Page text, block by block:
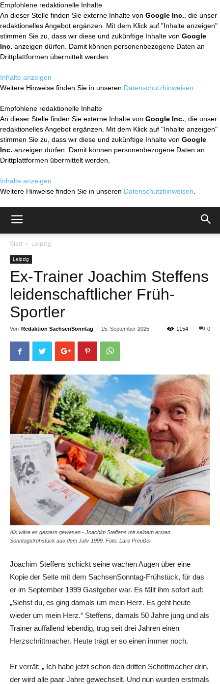
Empfohlene redaktionelle Inhalte
An dieser Stelle finden Sie externe Inhalte von Google Inc. , die unser
redaktionelles Angebot ergänzen. Mit dem Klick auf "Inhalte anzeigen"
stimmen Sie zu, dass wir diese und zukünftige Inhalte von Google
Inc. anzeigen dürfen. Damit können personenbezogene Daten an
Drittplattformen übermittelt werden.
Inhalte anzeigen
Weitere Hinweise finden Sie in unseren Datenschutzhinweisen
Empfohlene redaktionelle Inhalte
An dieser Stelle finden Sie externe Inhalte von Google Inc. , die unser
redaktionelles Angebot ergänzen. Mit dem Klick auf "Inhalte anzeigen"
stimmen Sie zu, dass wir diese und zukünftige Inhalte von Google
Inc. anzeigen dürfen. Damit können personenbezogene Daten an
Drittplattformen übermittelt werden.
Inhalte anzeigen
Weitere Hinweise finden Sie in unseren Datenschutzhinweisen
Start Leipzig
Leipzig
Ex-Trainer Joachim Steffens
leidenschaftlicher Früh-
Sportler
Von Redaktion SachsenSonntag - 15. September 2025 0
1154
Als wäre es gestern gewesen - Joachim Steffens mit seinem ersten
Sonntagsfrühstück aus dem Jahr 1999. Foto: Lars Preußer
Joachim Steffens schickt seine wachen Augen über eine
Kopie der Seite mit dem SachsenSonntag-Frühstück, für das
er im September 1999 Gastgeber war. Es fällt ihm sofort auf:
„Siehst du, es ging damals um mein Herz. Es geht heute
wieder um mein Herz.“ Steffens, damals 50 Jahre jung und als
Trainer auffallend lebendig, trug seit drei Jahren einen
Herzschrittmacher. Heute trägt er so einen immer noch.
Er verrät: „ Ich habe jetzt schon den dritten Schrittmacher drin,
der wird alle paar Jahre gewechselt. Und nun wurden erstmals